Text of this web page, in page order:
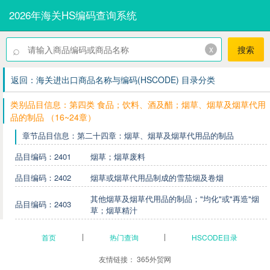
2026年海关HS编码查询系统
⌕ x 搜索
返回：海关进出口商品名称与编码(HSCODE) 目录分类
类别品目信息：第四类 食品；饮料、酒及醋；烟草、烟草及烟草代用
品的制品 （16~24章）
章节品目信息：第二十四章：烟草、烟草及烟草代用品的制品
品目编码：2401
烟草；烟草废料
品目编码：2402
烟草或烟草代用品制成的雪茄烟及卷烟
品目编码：2403
其他烟草及烟草代用品的制品；"均化"或"再造"烟
草；烟草精汁
首页 热门查询 HSCODE目录
友情链接： 365外贸网